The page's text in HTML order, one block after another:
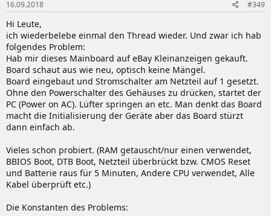
Mirror @ XS:The GIGABYTE Z97X Overclocking Guide
(Germany)
3) Tips & Tricks
Das Verhalten der Stromsparmechanismen beim
Übertakten (vom Z87X-OC):
Power-Off Dead
Syndrom (Rechner lässt sich plötzlich
nicht mehr einschalten)
dudu schrieb:
16.09.2018 #349
Hi Leute,
ich wiederbelebe einmal den Thread wieder. Und zwar ich hab
folgendes Problem:
Hab mir dieses Mainboard auf eBay Kleinanzeigen gekauft.
Board schaut aus wie neu, optisch keine Mängel.
Board eingebaut und Stromschalter am Netzteil auf 1 gesetzt.
Ohne den Powerschalter des Gehäuses zu drücken, startet der
PC (Power on AC). Lüfter springen an etc. Man denkt das Board
macht die Initialisierung der Geräte aber das Board stürzt
dann einfach ab.
Vieles schon probiert. (RAM getauscht/nur einen verwendet,
BBIOS Boot, DTB Boot, Netzteil überbrückt bzw. CMOS Reset
und Batterie raus für 5 Minuten, Andere CPU verwendet, Alle
Kabel überprüft etc.)
Die Konstanten des Problems: